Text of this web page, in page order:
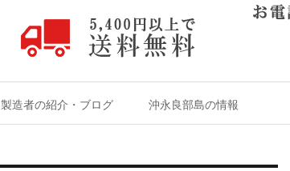
製造者の紹介・ブログ 沖永良部島の情報